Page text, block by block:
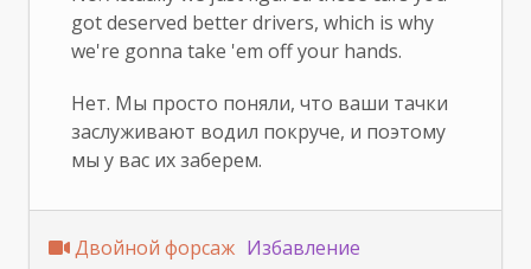
got deserved better drivers, which is why
we're gonna take 'em off your hands.
Нет. Мы просто поняли, что ваши тачки
заслуживают водил покруче, и поэтому
мы у вас их заберем.
Двойной форсаж Избавление